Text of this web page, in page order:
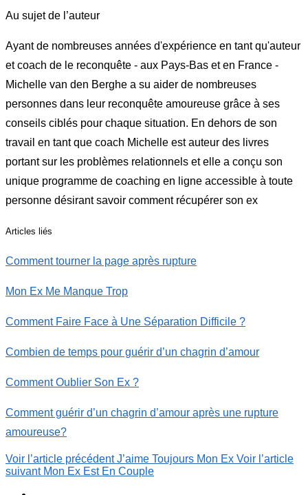
Au sujet de l’auteur
Ayant de nombreuses années d'expérience en tant qu'auteur
et coach de le reconquête - aux Pays-Bas et en France -
Michelle van den Berghe a su aider de nombreuses
personnes dans leur reconquête amoureuse grâce à ses
conseils ciblés pour chaque situation. En dehors de son
travail en tant que coach Michelle est auteur des livres
portant sur les problèmes relationnels et elle a conçu son
unique programme de coaching en ligne accessible à toute
personne désirant savoir comment récupérer son ex
Articles liés
Comment tourner la page après rupture
Mon Ex Me Manque Trop
Comment Faire Face à Une Séparation Difficile ?
Combien de temps pour guérir d’un chagrin d’amour
Comment Oublier Son Ex ?
Comment guérir d’un chagrin d’amour après une rupture
amoureuse?
Voir l’article précédent J’aime Toujours Mon Ex Voir l’article
suivant Mon Ex Est En Couple